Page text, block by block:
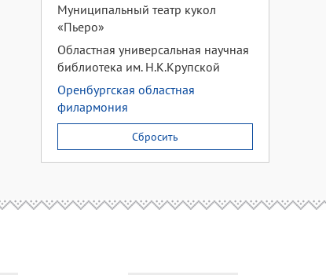
Муниципальный театр кукол
«Пьеро»
Областная универсальная научная
библиотека им. Н.К.Крупской
Оренбургская областная
филармония
Сбросить